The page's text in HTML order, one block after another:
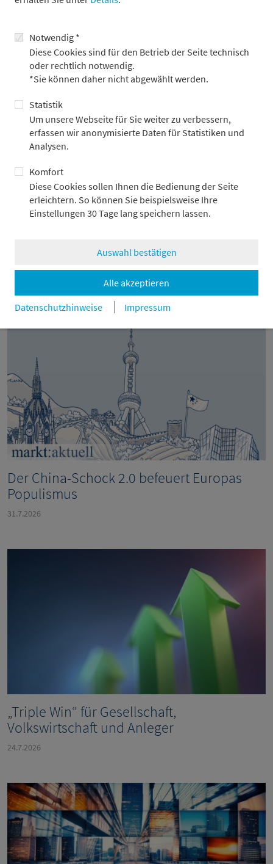
Notwendig *
Diese Cookies sind für den Betrieb der Seite technisch
oder rechtlich notwendig.
*Sie können daher nicht abgewählt werden.
Statistik
Um unsere Webseite für Sie weiter zu verbessern,
erfassen wir anonymisierte Daten für Statistiken und
Analysen.
Komfort
Diese Cookies sollen Ihnen die Bedienung der Seite
erleichtern. So können Sie beispielsweise Ihre
Einstellungen 30 Tage lang speichern lassen.
Auswahl bestätigen
Alle akzeptieren
Datenschutzhinweise
Impressum
BRSG II wirkt: Erstmals schließen sich zwei
nicht-tarifgebundene Unternehmen einem
9.6.2026
Veröffentlichungen
Der China-Schock 2.0 befeuert Europas
Populismus
31.7.2026
„Triple Win“ für Gesellschaft,
Volkswirtschaft und Anleger
24.7.2026